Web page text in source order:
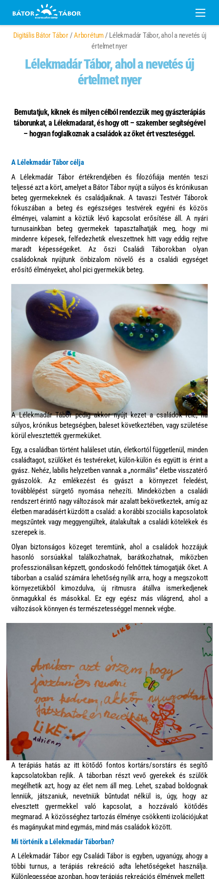
Digitális Bátor Tábor/Arborétum/ Lélekmadár Tábor, ahol a nevetés új
értelmet nyer
Lélekmadár Tábor, ahol a nevetés új
értelmet nyer
Bemutatjuk, kiknek és milyen célból rendezzük meg gyászterápiás
táborunkat, a Lélekmadarat, és hogy ott – szakember segítségével
– hogyan foglalkoznak a családok az őket ért veszteséggel.
A Lélekmadár Tábor célja
A Lélekmadár Tábor értékrendjében és filozófiája mentén teszi
teljessé azt a kört, amelyet a Bátor Tábor nyújt a súlyos és krónikusan
beteg gyermekeknek és családjaiknak. A tavaszi Testvér Táborok
fókuszában a beteg és egészséges testvérek egyéni és közös
élményei, valamint a köztük lévő kapcsolat erősítése áll. A nyári
turnusainkban beteg gyermekek tapasztalhatják meg, hogy mi
mindenre képesek, felfedezhetik elveszettnek hitt vagy eddig rejtve
maradt képességeiket. Az őszi Családi Táborokban olyan
családoknak nyújtunk önbizalom növelő és a családi egységet
erősítő élményeket, ahol pici gyermekük beteg.
A Lélekmadár Tábor pedig akkor nyújt kezet a családok felé, ha
súlyos, krónikus betegségben, baleset következtében, vagy születése
körül elvesztették gyermeküket.
Egy, a családban történt haláleset után, életkortól függetlenül, minden
családtagot, szülőket és testvéreket, külön-külön és együtt is érint a
gyász. Nehéz, labilis helyzetben vannak a „normális” életbe visszatérő
gyászolók. Az emlékezést és gyászt a környezet feledést,
továbblépést sürgető nyomása nehezíti. Mindeközben a családi
rendszert érintő nagy változások már azalatt bekövetkeztek, amíg az
életben maradásért küzdött a család: a korábbi szociális kapcsolatok
megszűntek vagy meggyengültek, átalakultak a családi kötelékek és
szerepek is.
Olyan biztonságos közeget teremtünk, ahol a családok hozzájuk
hasonló sorsúakkal találkozhatnak, barátkozhatnak, miközben
professzionálisan képzett, gondoskodó felnőttek támogatják őket. A
táborban a család számára lehetőség nyílik arra, hogy a megszokott
környezetükből kimozdulva, új ritmusra átállva ismerkedjenek
önmagukkal és másokkal. Ez egy egész más világrend, ahol a
változások könnyen és természetességgel mennek végbe.
A terápiás hatás az itt kötődő fontos kortárs/sorstárs és segítő
kapcsolatokban rejlik. A táborban részt vevő gyerekek és szülők
megélhetik azt, hogy az élet nem áll meg. Lehet, szabad boldognak
lenniük, játszaniuk, nevetniük bűntudat nélkül is, úgy, hogy az
elvesztett gyermekkel való kapcsolat, a hozzávaló kötődés
megmarad. A közösséghez tartozás élménye csökkenti izolációjukat
és magányukat mind egymás, mind más családok között.
Mi történik a Lélekmadár Táborban?
A Lélekmadár Tábor egy Családi Tábor is egyben, ugyanúgy, ahogy a
többi turnus, a terápiás rekreáció adta lehetőségeket használja.
Különlegessége azonban, hogy terápiás rekreációs élmények mellett